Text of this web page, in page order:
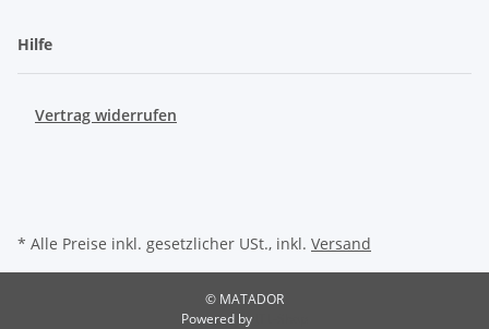
Hilfe
Vertrag widerrufen
* Alle Preise inkl. gesetzlicher USt., inkl. Versand
© MATADOR
Powered by